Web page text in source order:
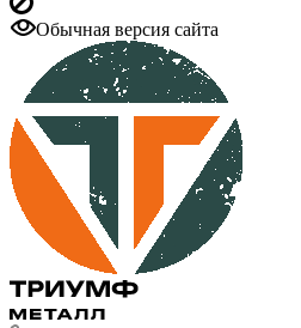
Обычная версия сайта